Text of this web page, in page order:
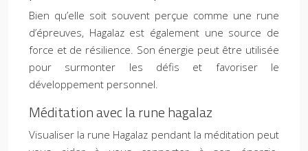
Bien qu’elle soit souvent perçue comme une rune
d’épreuves, Hagalaz est également une source de
force et de résilience. Son énergie peut être utilisée
pour surmonter les défis et favoriser le
développement personnel.
Méditation avec la rune hagalaz
Visualiser la rune Hagalaz pendant la méditation peut